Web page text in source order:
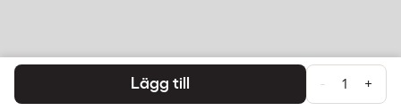
Lägg till - +